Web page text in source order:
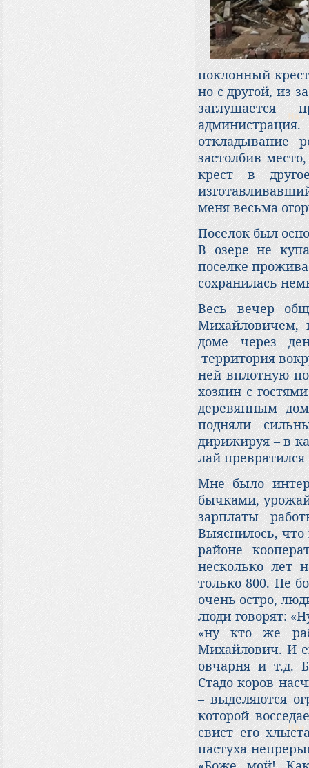
поклонный
но с другой, из-
откладывание
застолбив
крест в
меня весьма
Поселок был
В озере не
поселке
сохранилась
Весь вечер
доме через
территория
ней вплотную
хозяин с
деревянным
подняли
дирижируя – в
лай
Мне было
бычками,
зарплаты
Выяснилось,
районе
несколько лет
только 800. Не
очень остро,
люди говорят:
«ну кто же
Михайлович. И
овчарня и т.д.
Стадо коров
– выделяются
которой
свист его
пастуха